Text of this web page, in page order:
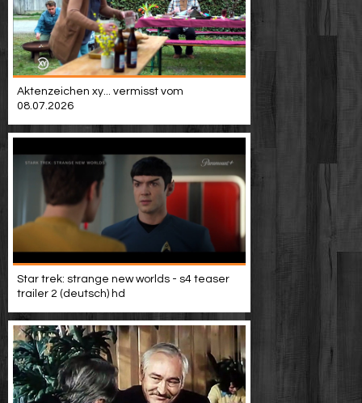
Aktenzeichen xy... vermisst vom
08.07.2026
Star trek: strange new worlds - s4 teaser
trailer 2 (deutsch) hd